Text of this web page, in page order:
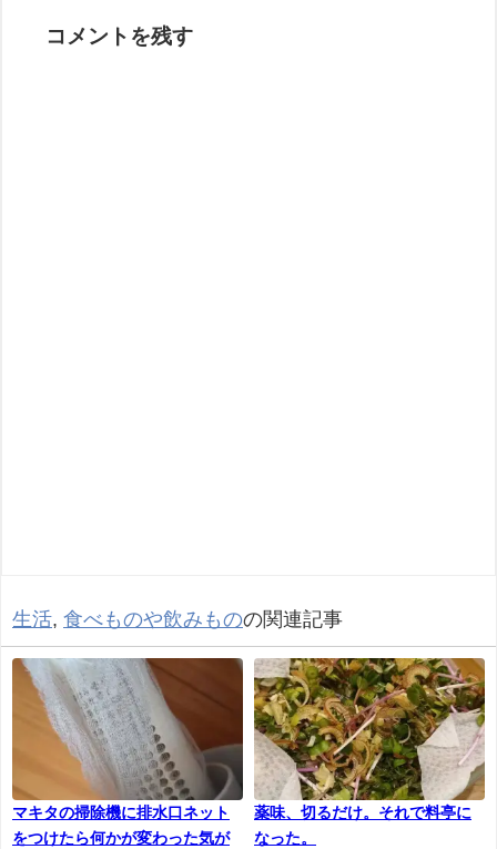
コメントを残す
生活, 食べものや飲みものの関連記事
マキタの掃除機に排水口ネット
をつけたら何かが変わった気が
薬味、切るだけ。それで料亭に
なった。